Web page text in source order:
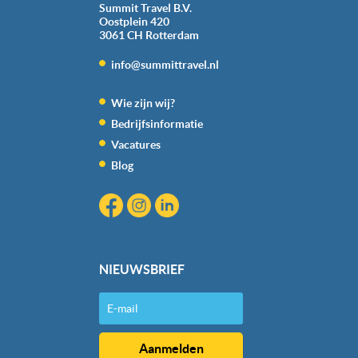
We werken samen met20 derden
kunnen ontvangen en verwerken.
Summit Travel B.V.
Oostplein 420
3061 CH Rotterdam
info@summittravel.nl
Wie zijn wij?
Bedrijfsinformatie
Vacatures
Blog
NIEUWSBRIEF